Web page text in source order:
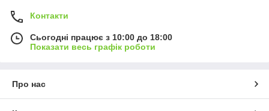
Контакти
Сьогодні працює з 10:00 до 18:00
Показати весь графік роботи
Про нас